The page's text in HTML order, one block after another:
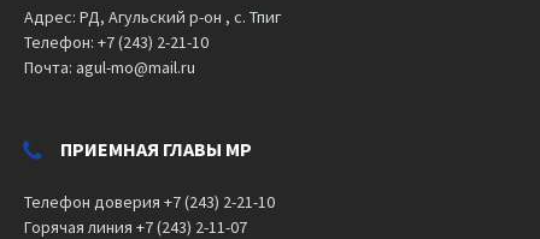
Адрес: РД, Агульский р-он , с. Тпиг
Телефон: +7 (243) 2-21-10
Почта: agul-mo@mail.ru
ПРИЕМНАЯ ГЛАВЫ МР
Телефон доверия +7 (243) 2-21-10
Горячая линия +7 (243) 2-11-07